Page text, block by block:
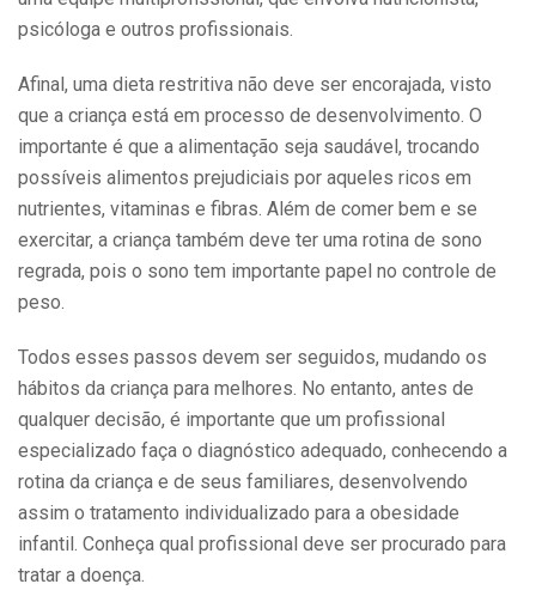
psicóloga e outros profissionais.
Afinal, uma dieta restritiva não deve ser encorajada, visto
que a criança está em processo de desenvolvimento. O
importante é que a alimentação seja saudável, trocando
possíveis alimentos prejudiciais por aqueles ricos em
nutrientes, vitaminas e fibras. Além de comer bem e se
exercitar, a criança também deve ter uma rotina de sono
regrada, pois o sono tem importante papel no controle de
peso.
Todos esses passos devem ser seguidos, mudando os
hábitos da criança para melhores. No entanto, antes de
qualquer decisão, é importante que um profissional
especializado faça o diagnóstico adequado, conhecendo a
rotina da criança e de seus familiares, desenvolvendo
assim o tratamento individualizado para a obesidade
infantil. Conheça qual profissional deve ser procurado para
tratar a doença.